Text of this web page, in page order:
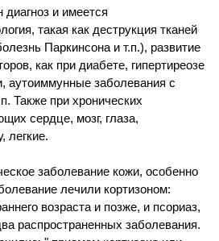
и имеется
такая как деструкция тканей
Паркинсона и т.п.), развитие
как при диабете, гипертиреозе
аутоиммунные заболевания с
Также при хронических
сердце, мозг, глаза,
легкие.
заболевание кожи, особенно
лечили кортизоном:
возраста и позже, и псориаз,
распространенных заболевания.